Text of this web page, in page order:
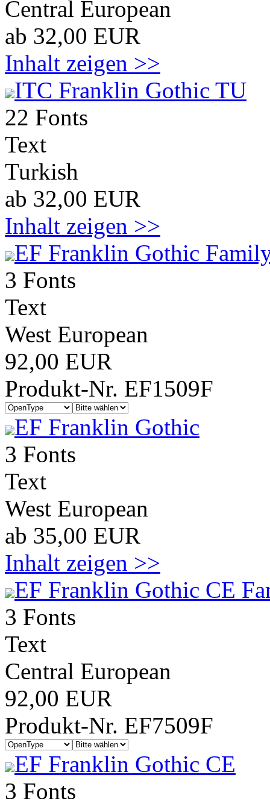
Central European
ab 32,00 EUR
Inhalt zeigen >>
ITC Franklin Gothic TU
22 Fonts
Text
Turkish
ab 32,00 EUR
Inhalt zeigen >>
EF Franklin Gothic
3 Fonts
Text
West European
92,00 EUR
Produkt-Nr. EF1509F
EF Franklin Gothic
3 Fonts
Text
West European
ab 35,00 EUR
Inhalt zeigen >>
EF Franklin Gothic CE
3 Fonts
Text
Central European
92,00 EUR
Produkt-Nr. EF7509F
EF Franklin Gothic CE
3 Fonts